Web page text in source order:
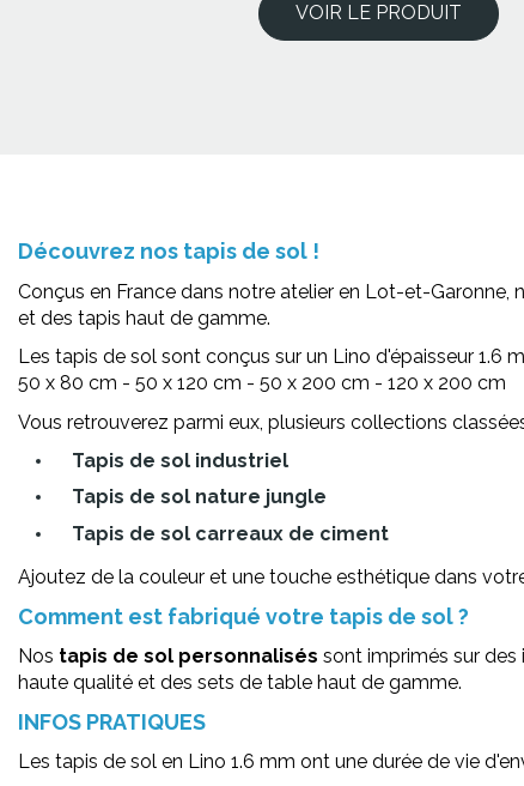
VOIR LE PRODUIT
Découvrez nos tapis de sol !
Conçus en France dans notre atelier en Lot-et-
et des tapis haut de gamme.
Les tapis de sol sont conçus sur un Lino d'épaisseur 1.6
50 x 80 cm - 50 x 120 cm - 50 x 200 cm - 120 x 200 cm
Vous retrouverez parmi eux, plusieurs collections
Tapis de sol industriel
Tapis de sol nature jungle
Tapis de sol carreaux de ciment
Ajoutez de la couleur et une touche esthétique dans
Comment est fabriqué votre tapis de sol ?
Nos tapis de sol personnalisés sont imprimés sur
haute qualité et des sets de table haut de gamme.
INFOS PRATIQUES
Les tapis de sol en Lino 1.6 mm ont une durée de vie